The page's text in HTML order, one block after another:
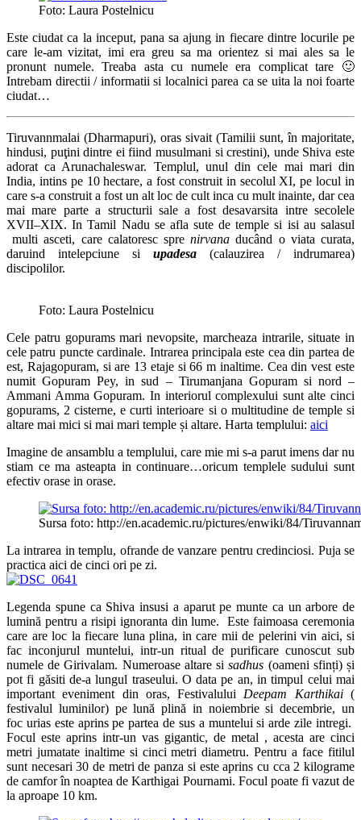
Foto: Laura Postelnicu
Este ciudat ca la inceput, pana sa ajung in fiecare dintre locurile pe
care le-am vizitat, imi era greu sa ma orientez si mai ales sa le
pronunt numele. Treaba asta cu numele era complicat tare 🙂
Intrebam directii / informatii si localnici parea ca se uita la noi foarte
ciudat…
Tiruvannmalai (Dharmapuri), oras sivait (Tamilii sunt, în majoritate,
hindusi, puţini dintre ei fiind musulmani si crestini), unde Shiva este
adorat ca Arunachaleswar. Templul, unul din cele mai mari din
India, intins pe 10 hectare, a fost construit in secolul XI, pe locul in
care s-a construit a fost un alt loc de cult inca cu mult inainte, dar cea
mai mare parte a structurii sale a fost desavarsita intre secolele
XVII–XIX. In Tamil Nadu se afla sute de temple si isi au salasul
multi asceti, care calatoresc sprenirvana ducând o viata curata,
daruind intelepciune si upadesa
(calauzirea / indrumarea)
discipolilor.
Foto: Laura Postelnicu
Cele patru gopurams mari nevopsite, marcheaza intrarile, situate in
cele patru puncte cardinale. Intrarea principala este cea din partea de
est, Rajagopuram, si are 13 etaje si 66 m inaltime. Cea din vest este
numit Gopuram Pey, in sud – Tirumanjana Gopuram si nord –
Ammani Amma Gopuram. In interiorul complexului sunt alte cinci
gopurams, 2 cisterne, e curti interioare si o multitudine de temple si
altare mai mici si mai mari temple și altare. Harta templului: aici
Imagine de ansamblu a templului, care mie mi s-a parut imens dar nu
stiam ce ma asteapta in continuare…oricum templele sudului sunt
efectiv orase in orase.
Sursa foto: http://en.academic.ru/pictures/enwiki/84/
La intrarea in templu, ofrande de vanzare pentru credinciosi. Puja se
practica aici de cinci ori pe zi.
Legenda spune ca Shiva insusi a aparut pe munte ca un arbore de
lumină pentru a risipi ignoranta din lume. Este faimoasa ceremonia
care are loc la fiecare luna plina, in care mii de pelerini vin aici, si
fac inconjurul muntelui, intr-un ritual de purificare cunoscut sub
numele de Girivalam. Numeroase altare sisadhus (oameni sfinți) și
pot fi găsiti de-a lungul traseului. O data pe an, in timpul celui mai
important eveniment din oras, Festivalului Deepam Karthikai(
festivalul luminilor) pe lună plină in noiembrie si decembrie, un
foc urias este aprins pe partea de sus a muntelui si arde zile intregi.
Focul este aprins intr-un vas gigantic, de metal , acesta are cinci
metri jumatate inaltime si cinci metri diametru. Pentru a face fitilul
sunt necesari 30 de metri de panza si este aprins cu cca 2 kilograme
de camfor în noaptea de Karthigai Pournami. Focul poate fi vazut de
la aproape 10 km.